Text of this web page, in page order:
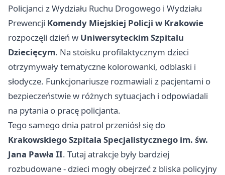
Policjanci z Wydziału Ruchu Drogowego i Wydziału
Prewencji Komendy Miejskiej Policji w Krakowie
rozpoczęli dzień w Uniwersyteckim Szpitalu
Dziecięcym. Na stoisku profilaktycznym dzieci
otrzymywały tematyczne kolorowanki, odblaski i
słodycze. Funkcjonariusze rozmawiali z pacjentami o
bezpieczeństwie w różnych sytuacjach i odpowiadali
na pytania o pracę policjanta.
Tego samego dnia patrol przeniósł się do
Krakowskiego Szpitala Specjalistycznego im. św.
Jana Pawła II. Tutaj atrakcje były bardziej
rozbudowane - dzieci mogły obejrzeć z bliska policyjny